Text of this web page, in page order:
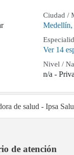
Ciudad /
Ver 14
Nivel /
n/a -
de salud - Ipsa
de atención